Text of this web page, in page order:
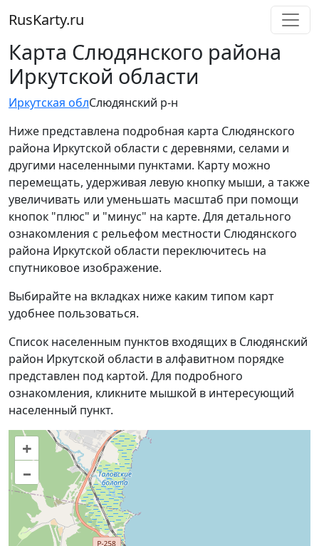
RusKarty.ru
Карта Слюдянского района
Иркутской области
Иркутская облСлюдянский р-н
Ниже представлена подробная карта Слюдянского
района Иркутской области с деревнями, селами и
другими населенными пунктами. Карту можно
перемещать, удерживая левую кнопку мыши, а также
увеличивать или уменьшать масштаб при помощи
кнопок "плюс" и "минус" на карте. Для детального
ознакомления с рельефом местности Слюдянского
района Иркутской области переключитесь на
спутниковое изображение.
Выбирайте на вкладках ниже каким типом карт
удобнее пользоваться.
Список населенным пунктов входящих в Слюдянский
район Иркутской области в алфавитном порядке
представлен под картой. Для подробного
ознакомления, кликните мышкой в интересующий
населенный пункт.
+
–